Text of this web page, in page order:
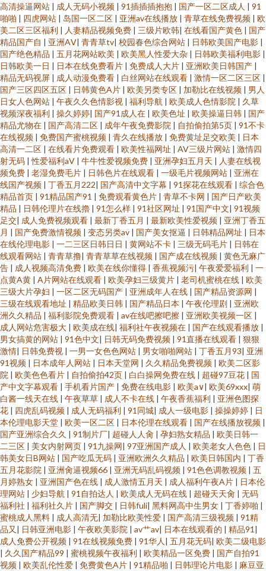
高清操逼网站 | 成人无码小视频 | 91插插插抱抱 | 国产一区二区成人 | 91
啪啪 | 四虎网站 | 岛国一区二区 | 亚洲av在线播放 | 青草在线免费视频 | 欧
美二区三区福利 | 人妻精品视频免费 | 三级片欧韩| 在线看国产黄色 | 国产
精品国产自 | 亚洲AⅤ| 青青草tv| 校园春色综合网站 | 日韩欧美国产电影 |
国产绝色精品 | 五月花网站欧美 | 欧美黑人性爱大杂 | 日韩欧美福利电影 |
日韩欧美一日 | 日本在线免费看片 | 免费成人大片 | 亚洲欧美日韩国产 |
精品无码视屏 | 成人动漫免费看 | 白丝网站在线观看 | 激情一区二区三区 |
国产三区四区五区 | 日韩黄色A片 | 欧美另类专区 | 加勒比在线视频 | 男人
日女人色网站 | 午夜久久色情影视 | 福利导航 | 欧美成人色情影院 | 久草
视频深夜福利 | 操久婷婷| 国产91成人在 | 欧美色址 | 欧美操逼日韩 | 国产
精品尤物在 | 国产高清二区 | 成年午夜免费影院 | 自拍偷拍第5页 | 91不卡
在线视频 | 免费国产蜜桃视频 | 青久在线播放 | 免费黄址足交欧美 | 日本
高清一二区 | 在线看片免费观看 | 欧美性福网址 | AV三级片网站 | 激情四
射无码 |性爱福利aV | 牛牛性爱视频免费 | 亚洲孕妇五月天 | 人妻在线视
频免费 | 老湿免费毛片 | 日韩色片在线观看 | 一级毛片视频网站 | 亚洲在
线国产视频 | 丁香五月222| 国产高清中文字幕 | 91探花在线观看 | 综合色
精品首页 | 91精品国产91 | 免费观看黄色片 | 青草不卡网 | 国产日产欧美
精品 | 日韩伦理片在线擼 | 91怎么样 | 91社区网址 | 91国产中文| 91视频
足交| 成人免费视频观看 | 最新丁香五月 | 最新欧美性爱视频 | 亚洲丁香五
月 | 国产免费激情视频 | 变态另类av | 国产美女抠逼 | 日韩精品网址 | 日本
在线伦理电影 | 一二三区日韩日日 | 黄网站不卡 | 三级无码毛片 | 日韩在
线观看网站 | 青青草撸| 青青草草在线视频 | 国产成在线视频 | 黄色无麻广
告 | 成人视频高清免费 | 欧美在线你懂得 | 香蕉视频污| 午夜爱爱福利 | 一
点黄A黄 | A片网站在线观看 | 欧美孕妇三级黄片 | 老司机蜜桃在线 | 欧美
三级大片孕妇 | 一区二区无码国产 | 亚洲成年人在线 | 国产精品资源网 |
三级在线观看地址 | 精品欧美日韩 | 国产精品日本 | 午夜伦理剧 | 亚洲欧
洲久久精品 | 福利影院免费观看 | av在线吧擦吧擦 | 亚洲欧美视频一区 |
成人网站危害极大 | 欧美成在线| 福利社午夜视频在 | 国产在线观看播放 |
男女搞黄的网站 | 91色中文| 日韩无码免费视频 | 91直播在线观看 | 狠狠
激情| 日韩免费视 | 一男一女色色网站 | 男女啪啪网站 | 丁香五月93| 亚洲
91视频 | 日本成年人网站 | 日本天堂网 | 久久精品免费视频 | 欧美二区影
院 | 欧美色色看片 | 自拍偷拍42页 | 白白操网免费在线 | 超碰97豆花 | 国
产中文字幕观看 | 手机看片国产 | 免费在线电影 | 欧美a∨| 欧美69xxx| 萌
白酱一线天在线 | 午夜草草 | 成人不卡在线 | 午夜香蕉福利 | 亚洲色图探
花 | 四虎乱码视频 | 成人无码福利 | 91同城| 成人一级电影 | 操操婷婷 | 日
本伦理电影天堂 | 欧美一区二区 | 日本伦理在线观看 | 国产在线播放视频 |
国产亚洲综合久久 | 91制片厂| 超碰人人肏 | 孕妇熟女精品 | 欧美日韩一
二三区 | 美女内射网页 | 91九操网| 97亚洲国产成人 | 欧美老女人色色 | 日
韩美女日B网站 | 国产吃瓜无码 | 亚洲欧洲久久精品 | 欧美日韩国内 | 丁香
五月花影院 | 亚洲肏逼视频66 | 亚洲无码乱码视频 | 91色色调教视频 | 五
月婷熟女 | 亚洲国产色在线 | 成人激情五月天 | 成人福利午夜A片 | 日本伦
理网站 | 少妇导航 | 91自拍达人 | 欧美成人无码在线 | 超碰天天肏 | 无码
福利社 | 福利社久片 | 国产脚交 | 日韩fuli| 黑料网高中生男女 | 丁香婷啪 |
蜜桃成人黑料 | 成人高清无| 加勒比欧美性爱 | 国产高清三级视频 | 91精
品又 | 日韩亚洲电影 | 午夜欧美影院 | av艹av| 日本在线观看的 | 精品91 |
成人免费公开视频 | 91在线视频免费 | 91华人 | 五月花无码| 欧美二级电影
| 久久国产精品99 | 蜜桃视频午夜福利 | 欧美精品一区免费 | 国产自拍91
视频 | 欧美乱伦性爱 | 免费黄色A片 | 91精品啪 | 日韩理论片电影 | 麻豆亚